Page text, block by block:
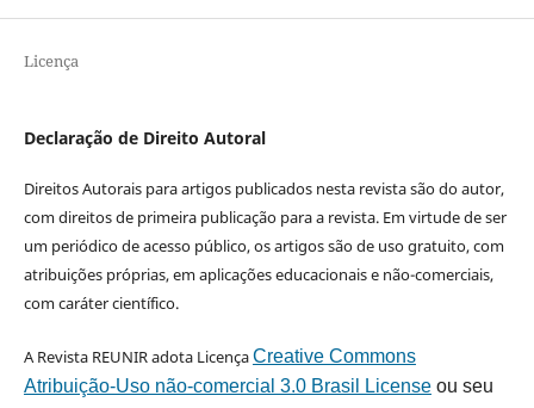
Licença
Declaração de Direito Autoral
Direitos Autorais para artigos publicados nesta revista são do autor,
com direitos de primeira publicação para a revista. Em virtude de ser
um periódico de acesso público, os artigos são de uso gratuito, com
atribuições próprias, em aplicações educacionais e não-comerciais,
com caráter científico.
A Revista REUNIR adota LicençaCreative Commons
Atribuição-Uso não-comercial 3.0 Brasil Licenseou seu